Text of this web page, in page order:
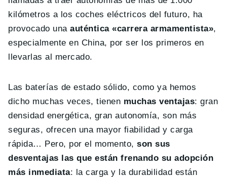
kilómetros a los coches eléctricos del futuro, ha
provocado unaauténtica «carrera armamentista»,
especialmente en China, por ser los primeros en
llevarlas al mercado.
Las baterías de estado sólido, como ya hemos
dicho muchas veces, tienen muchas ventajas: gran
densidad energética, gran autonomía, son más
seguras, ofrecen una mayor fiabilidad y carga
rápida… Pero, por el momento,son sus
desventajas las que están frenando su adopción
más inmediata: la carga y la durabilidad están